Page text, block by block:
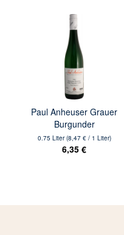
Paul Anheuser Grauer
Burgunder
0.75 Liter(8,47 € / 1 Liter)
6,35 €